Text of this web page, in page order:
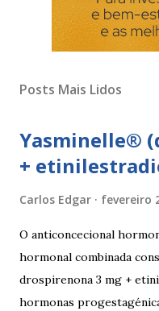
Posts Mais Lidos
Yasminelle®
+
Carlos Edgar fevereiro
O anticoncecional
hormonal combinada
drospirenona 3 mg +
hormonas